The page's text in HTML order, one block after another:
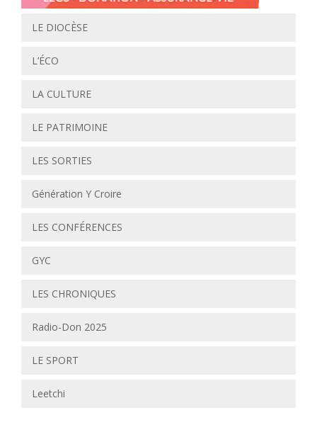
LE DIOCÈSE
L’ÉCO
LA CULTURE
LE PATRIMOINE
LES SORTIES
Génération Y Croire
LES CONFÉRENCES
GYC
LES CHRONIQUES
Radio-Don 2025
LE SPORT
Leetchi